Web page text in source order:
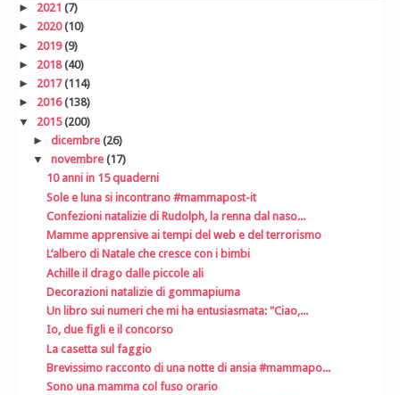
► 2021 (7)
► 2020(10)
► 2019(9)
► 2018(40)
► 2017(114)
► 2016(138)
▼ 2015(200)
► dicembre (26)
▼ novembre (17)
10 anni in 15 quaderni
Sole e luna si incontrano #mammapost-it
Confezioni natalizie di Rudolph, la renna dal naso...
Mamme apprensive ai tempi del web e del terrorismo
L’albero di Natale che cresce con i bimbi
Achille il drago dalle piccole ali
Decorazioni natalizie di gommapiuma
Un libro sui numeri che mi ha entusiasmata: "Ciao,...
Io, due figli e il concorso
La casetta sul faggio
Brevissimo racconto di una notte di ansia #mammapo...
Sono una mamma col fuso orario